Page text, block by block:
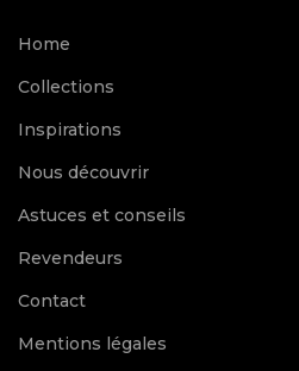
Home
Collections
Inspirations
Nous découvrir
Astuces et conseils
Revendeurs
Contact
Mentions légales